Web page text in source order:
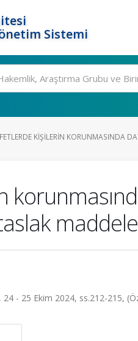
Sistemi
KIŞILERIN KORUNMASINDA
- 25 Ekim 2024, ss.212-215,